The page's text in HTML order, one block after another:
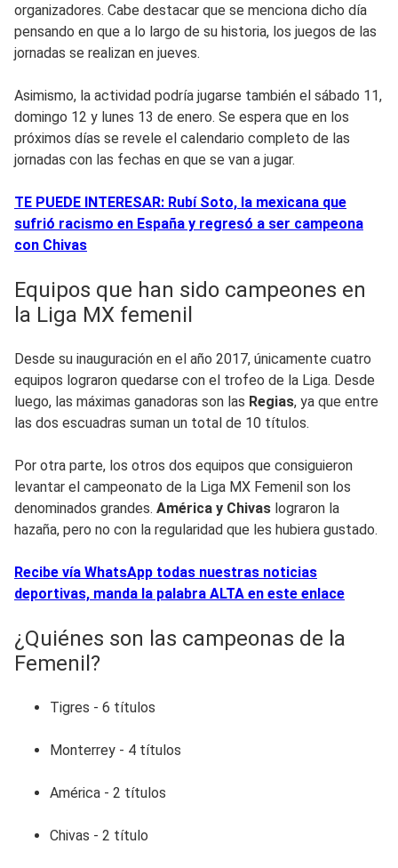
organizadores. Cabe destacar que se menciona dicho día
pensando en que a lo largo de su historia, los juegos de las
jornadas se realizan en jueves.
Asimismo, la actividad podría jugarse también el sábado 11,
domingo 12 y lunes 13 de enero. Se espera que en los
próximos días se revele el calendario completo de las
jornadas con las fechas en que se van a jugar.
TE PUEDE INTERESAR: Rubí Soto, la mexicana que
sufrió racismo en España y regresó a ser campeona
con Chivas
Equipos que han sido campeones en
la Liga MX femenil
Desde su inauguración en el año 2017, únicamente cuatro
equipos lograron quedarse con el trofeo de la Liga. Desde
luego, las máximas ganadoras son las Regias, ya que entre
las dos escuadras suman un total de 10 títulos.
Por otra parte, los otros dos equipos que consiguieron
levantar el campeonato de la Liga MX Femenil son los
denominados grandes. América y Chivas lograron la
hazaña, pero no con la regularidad que les hubiera gustado.
Recibe vía WhatsApp todas nuestras noticias
deportivas, manda la palabra ALTA en este enlace
¿Quiénes son las campeonas de la
Femenil?
Tigres - 6 títulos
Monterrey - 4 títulos
América - 2 títulos
Chivas - 2 título